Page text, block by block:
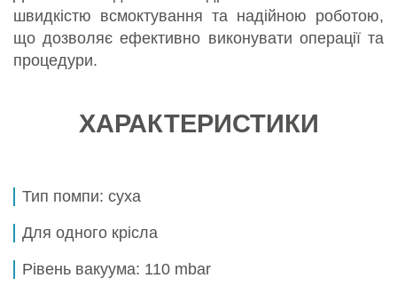
швидкістю всмоктування та надійною роботою,
що дозволяє ефективно виконувати операції та
процедури.
ХАРАКТЕРИСТИКИ
Тип помпи: суха
Для одного крісла
Рівень вакуума: 110 mbar